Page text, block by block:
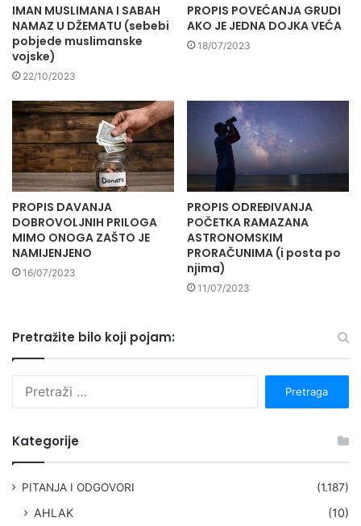
IMAN MUSLIMANA I SABAH
NAMAZ U DŽEMATU (sebebi
pobjede muslimanske
vojske)
22/10/2023
PROPIS POVEĆANJA GRUDI
AKO JE JEDNA DOJKA VEĆA
18/07/2023
PROPIS DAVANJA
DOBROVOLJNIH PRILOGA
MIMO ONOGA ZAŠTO JE
NAMIJENJENO
16/07/2023
PROPIS ODREĐIVANJA
POČETKA RAMAZANA
ASTRONOMSKIM
PRORAČUNIMA (i posta po
njima)
11/07/2023
Pretražite bilo koji pojam:
Kategorije
PITANJA I ODGOVORI (1.187)
AHLAK
(10)